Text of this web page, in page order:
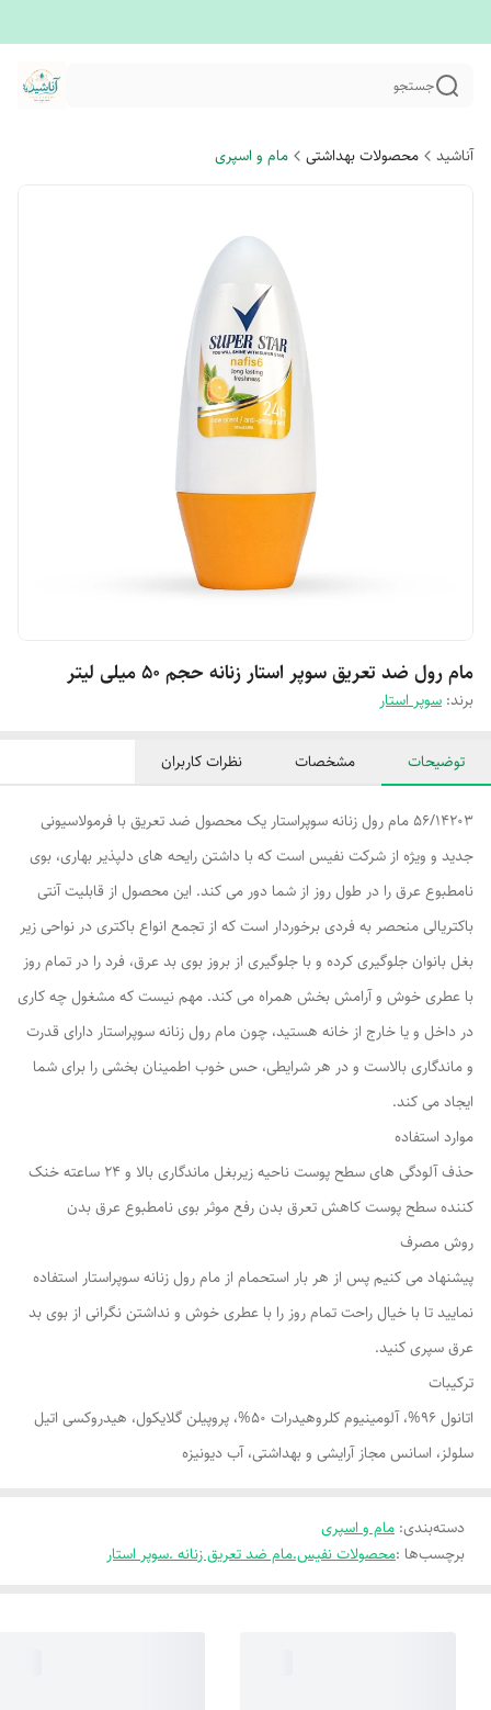
جستجو
آناشید محصولات بهداشتی مام و اسپری
مام رول ضد تعریق سوپر استار زنانه حجم ۵۰ میلی لیتر
برند: سوپر استار
توضیحات مشخصات نظرات کاربران
56/14203 مام رول زنانه سوپراستار یک محصول ضد تعریق با فرمولاسیونی
جدید و ویژه از شرکت نفیس است که با داشتن رایحه های دلپذیر بهاری، بوی
نامطبوع عرق را در طول روز از شما دور می کند. این محصول از قابلیت آنتی
باکتریالی منحصر به فردی برخوردار است که از تجمع انواع باکتری در نواحی زیر
بغل بانوان جلوگیری کرده و با جلوگیری از بروز بوی بد عرق، فرد را در تمام روز
با عطری خوش و آرامش بخش همراه می کند. مهم نیست که مشغول چه کاری
در داخل و یا خارج از خانه هستید، چون مام رول زنانه سوپراستار دارای قدرت
و ماندگاری بالاست و در هر شرایطی، حس خوب اطمینان بخشی را برای شما
ایجاد می کند.
موارد استفاده
حذف آلودگی های سطح پوست ناحیه زیربغل ماندگاری بالا و 24 ساعته خنک
کننده سطح پوست کاهش تعرق بدن رفع موثر بوی نامطبوع عرق بدن
روش مصرف
پیشنهاد می کنیم پس از هر بار استحمام از مام رول زنانه سوپراستار استفاده
نمایید تا با خیال راحت تمام روز را با عطری خوش و نداشتن نگرانی از بوی بد
عرق سپری کنید.
ترکیبات
اتانول 96%، آلومینیوم کلروهیدرات 50%، پروپیلن گلایکول، هیدروکسی اتیل
سلولز، اسانس مجاز آرایشی و بهداشتی، آب دیونیزه
دسته‌بندی: مام و اسپری
برچسب‌ها :محصولات نفیس.مام ضد تعریق زنانه .سوپر استار